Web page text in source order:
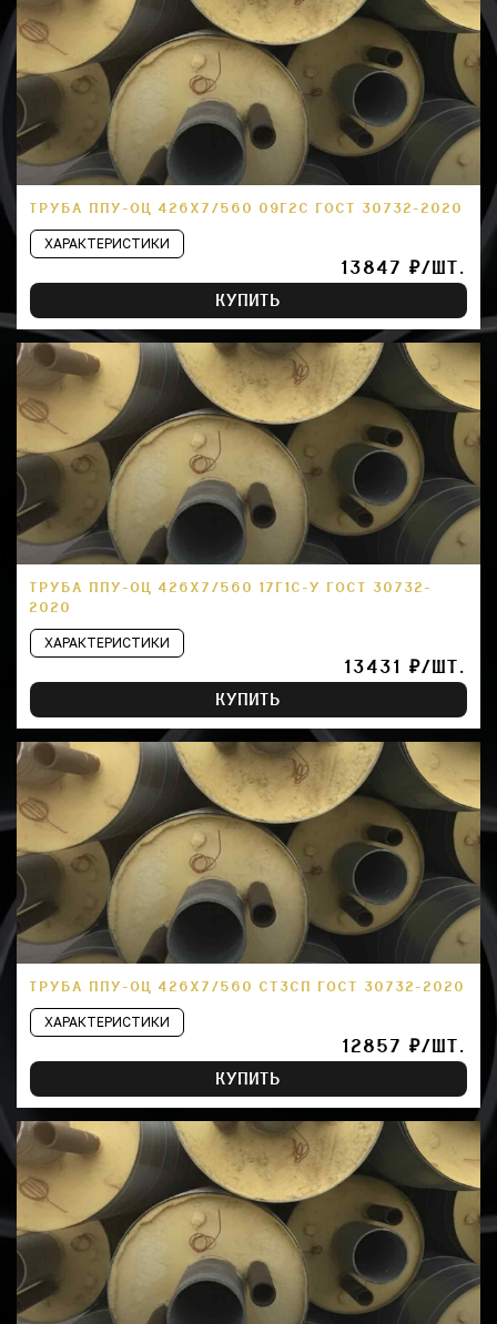
ТРУБА ППУ-ОЦ 426Х7/560 09Г2С ГОСТ 30732-2020
ХАРАКТЕРИСТИКИ
13847 ₽/ШТ.
КУПИТЬ
ТРУБА ППУ-ОЦ 426Х7/560 17Г1С-У ГОСТ 30732-
2020
ХАРАКТЕРИСТИКИ
13431 ₽/ШТ.
КУПИТЬ
ТРУБА ППУ-ОЦ 426Х7/560 СТ3СП ГОСТ 30732-2020
ХАРАКТЕРИСТИКИ
12857 ₽/ШТ.
КУПИТЬ